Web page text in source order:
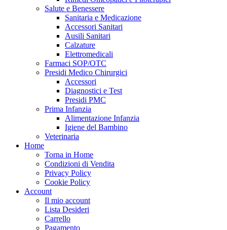
Salute e Benessere
Sanitaria e Medicazione
Accessori Sanitari
Ausili Sanitari
Calzature
Elettromedicali
Farmaci SOP/OTC
Presidi Medico Chirurgici
Accessori
Diagnostici e Test
Presidi PMC
Prima Infanzia
Alimentazione Infanzia
Igiene del Bambino
Veterinaria
Home
Torna in Home
Condizioni di Vendita
Privacy Policy
Cookie Policy
Account
Il mio account
Lista Desideri
Carrello
Pagamento